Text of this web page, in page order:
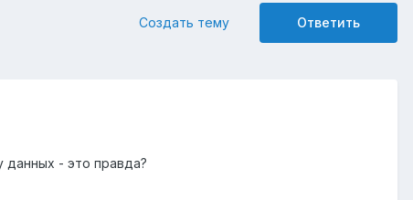
Ответить
Создать тему
данных - это правда?